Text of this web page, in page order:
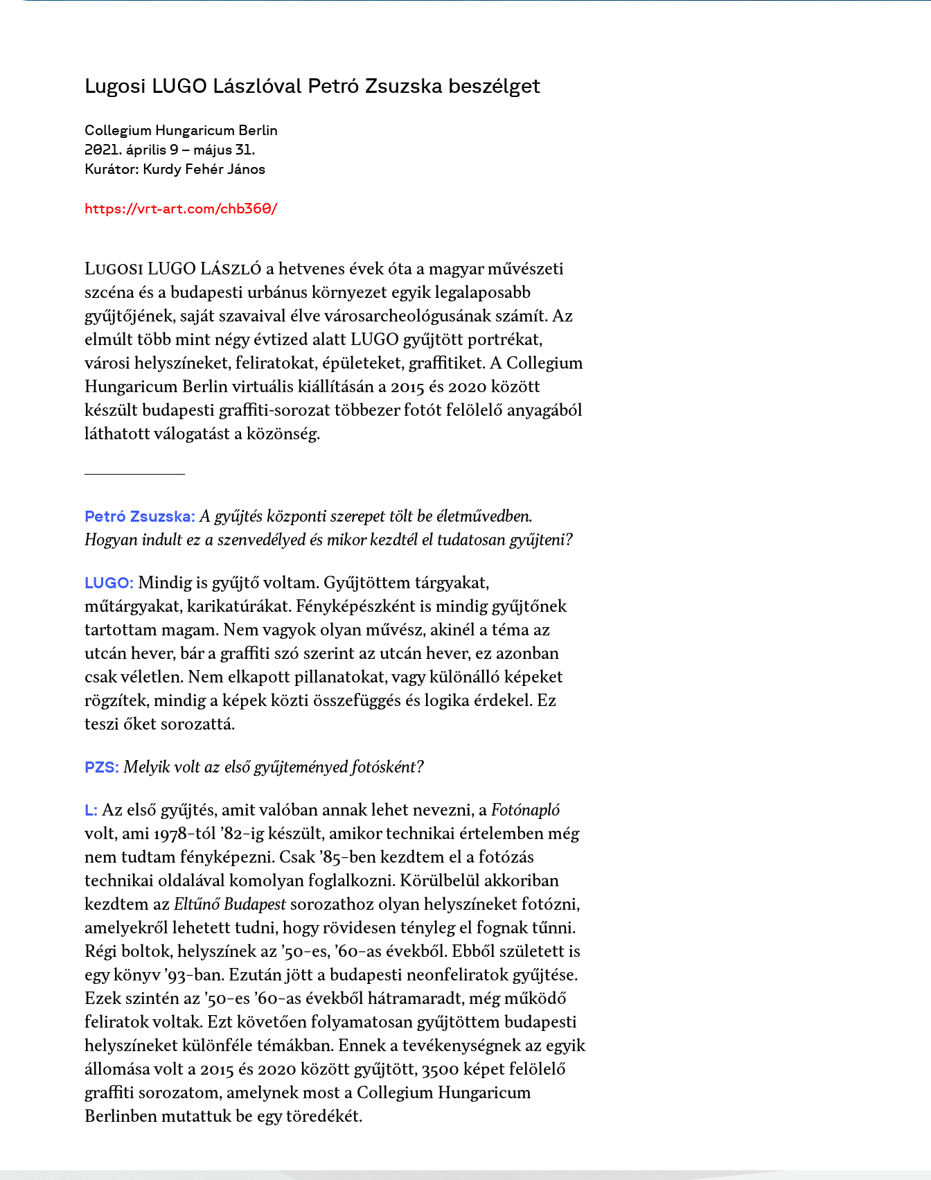
Lugosi LUGO Lászlóval Petró Zsuzska beszélget
Collegium Hungaricum Berlin
2021. április 9 – május 31.
Kurátor: Kurdy Fehér János
https://vrt-art.com/chb360/
Lugosi LUGO László a hetvenes évek óta a magyar művészeti
szcéna és a budapesti urbánus környezet egyik legalaposabb
gyűjtőjének, saját szavaival élve városarcheológusának számít. Az
elmúlt több mint négy évtized alatt LUGO gyűjtött portrékat,
városi helyszíneket, feliratokat, épületeket, graffitiket. A Collegium
Hungaricum Berlin virtuális kiállításán a 2015 és 2020 között
készült budapesti graffiti-sorozat többezer fotót felölelő anyagából
láthatott válogatást a közönség.
Petró Zsuzska:A gyűjtés központi szerepet tölt be életművedben.
Hogyan indult ez a szenvedélyed és mikor kezdtél el tudatosan gyűjteni?
LUGO: Mindig is gyűjtő voltam. Gyűjtöttem tárgyakat,
műtárgyakat, karikatúrákat. Fényképészként is mindig gyűjtőnek
tartottam magam. Nem vagyok olyan művész, akinél a téma az
utcán hever, bár a graffiti szó szerint az utcán hever, ez azonban
csak véletlen. Nem elkapott pillanatokat, vagy különálló képeket
rögzítek, mindig a képek közti összefüggés és logika érdekel. Ez
teszi őket sorozattá.
PZS:Melyik volt az első gyűjteményed fotósként?
L:Az első gyűjtés, amit valóban annak lehet nevezni, aFotónapló
volt, ami 1978-tól ’82-ig készült, amikor technikai értelemben még
nem tudtam fényképezni. Csak ’85-ben kezdtem el a fotózás
technikai oldalával komolyan foglalkozni. Körülbelül akkoriban
kezdtem azEltűnő Budapestsorozathoz olyan helyszíneket fotózni,
amelyekről lehetett tudni, hogy rövidesen tényleg el fognak tűnni.
Régi boltok, helyszínek az ’50-es, ’60-as évekből. Ebből született is
egy könyv ’93-ban. Ezután jött a budapesti neonfeliratok gyűjtése.
Ezek szintén az ’50-es ’60-as évekből hátramaradt, még működő
feliratok voltak. Ezt követően folyamatosan gyűjtöttem budapesti
helyszíneket különféle témákban. Ennek a tevékenységnek az egyik
állomása volt a 2015 és 2020 között gyűjtött, 3500 képet felölelő
graffiti sorozatom, amelynek most a Collegium Hungaricum
Berlinben mutattuk be egy töredékét.